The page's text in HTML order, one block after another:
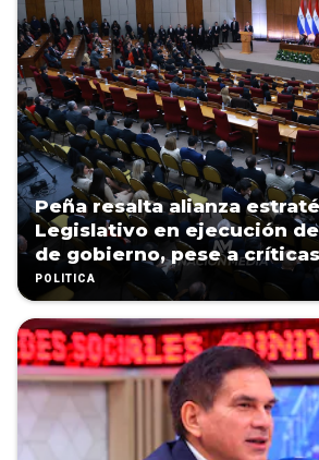
Peña resalta alianza
Legislativo en ejecución
de gobierno, pese a críticas
POLÍTICA